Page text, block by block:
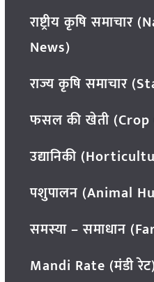
राष्ट्रीय कृषि
News)
राज्य कृषि समाचार
फसल की खेती
उद्यानिकी
पशुपालन (Animal
समस्या – समाधान
Mandi Rate (मंडी